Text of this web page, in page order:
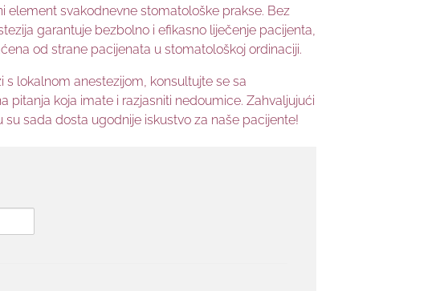
element svakodnevne stomatološke prakse. Bez
garantuje bezbolno i efikasno liječenje pacijenta,
od strane pacijenata u stomatološkoj ordinaciji.
lokalnom anestezijom, konsultujte se sa
pitanja koja imate i razjasniti nedoumice. Zahvaljujući
sada dosta ugodnije iskustvo za naše pacijente!